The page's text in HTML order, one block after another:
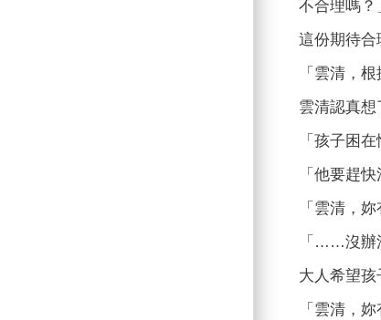
不合理嗎？
這份期待合
「雲清，
雲清認真想
「孩子困
「他要趕
「雲清，
「……沒辦
大人希望孩
「雲清，